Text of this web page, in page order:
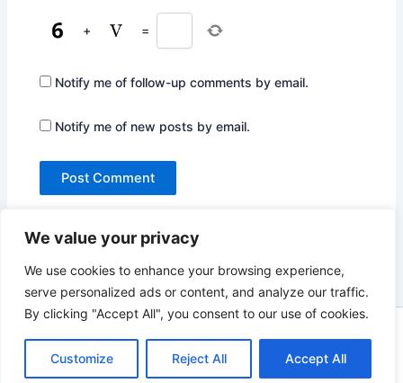
We value your privacy
We use cookies to enhance your browsing experience,
serve personalized ads or content, and analyze our traffic.
By clicking "Accept All", you consent to our use of cookies.
Customize Reject All Accept All
+ =
Notify me of follow-up comments by email.
Notify me of new posts by email.
Copyright © 2026 Not Only Hollywood | Powered byAstra
WordPress Theme